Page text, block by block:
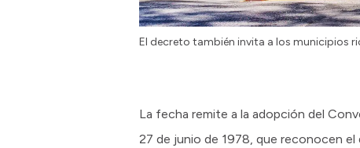
El decreto también invita a los municipios
La fecha remite a la adopción del
27 de junio de 1978, que reconocen